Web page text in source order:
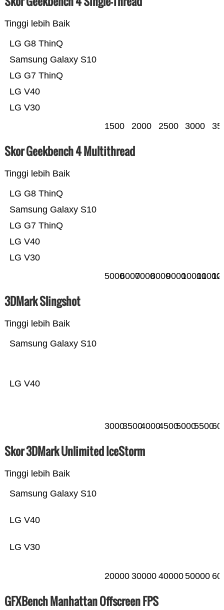
Tinggi lebih Baik
LG V30
LG V40
LG G7 ThinQ
Samsung Galaxy S10
LG G8 ThinQ
1500 2000 2500 3000
Skor Geekbench 4 Multithread
Tinggi lebih Baik
LG V30
LG V40
LG G7 ThinQ
Samsung Galaxy S10
LG G8 ThinQ
500060007000800090001000011000
3DMark Slingshot
Tinggi lebih Baik
LG V40
Samsung Galaxy S10
300035004000450050005500
Skor 3DMark Unlimited IceStorm
Tinggi lebih Baik
LG V30
LG V40
Samsung Galaxy S10
20000 30000 4000050000
GFXBench Manhattan Offscreen FPS